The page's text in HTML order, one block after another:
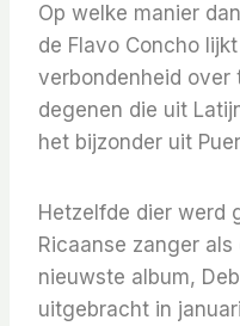
Op welke manier
de Flavo Concho
verbondenheid over
degenen die uit
het bijzonder uit
Hetzelfde dier werd
Ricaanse zanger
nieuwste album,
uitgebracht in